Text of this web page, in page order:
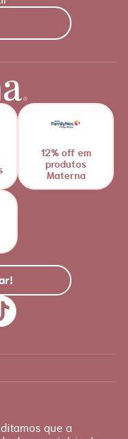
12% off em
produtos
Materna
que a